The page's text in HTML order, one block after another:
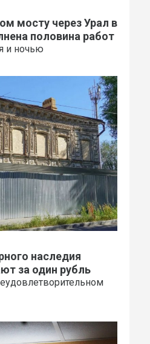
мосту через Урал в
половина работ
и ночью
наследия
за один рубль